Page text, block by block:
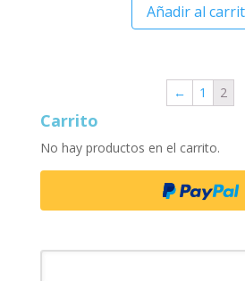
Añadir al
← 1 2
Carrito
No hay productos en el carrito.